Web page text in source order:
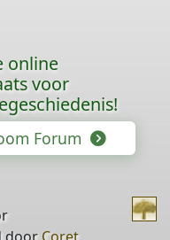
online
voor
Forum